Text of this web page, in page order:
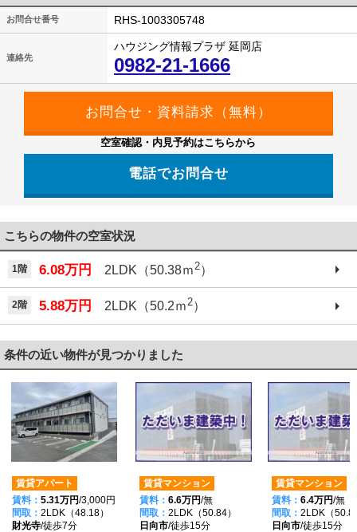
お問合せ番号 RHS-1003305748
連絡先
ハウジング情報プラザ 延岡店
0982-21-1666
空室確認・内見予約はこちらから
電話でお問合せ
こちらの物件の空室状況
1階 6.08万円 2LDK（50.38ｍ2）
2階 5.88万円 2LDK（50.2ｍ2）
条件の近い物件が見つかりました
賃貸アパート
賃料： 5.31万円/3,000円
間取： 2LDK（48.18）
財光寺/徒歩7分
賃貸マンション
賃料： 6.6万円/無
間取： 2LDK（50.84）
日向市/徒歩15分
賃貸マンション
賃料： 6.4万円/無
間取： 2LDK（
日向市/徒歩15分